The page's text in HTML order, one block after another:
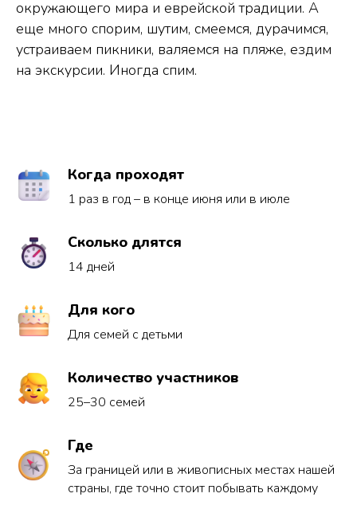
окружающего мира и еврейской традиции. А
еще много спорим, шутим, смеемся, дурачимся,
устраиваем пикники, валяемся на пляже, ездим
на экскурсии. Иногда спим.
Когда проходят
1 раз в год – в конце июня или в июле
Сколько длятся
14 дней
Для кого
Для семей с детьми
Количество участников
25–30 семей
Где
За границей или в живописных местах нашей
страны, где точно стоит побывать каждому